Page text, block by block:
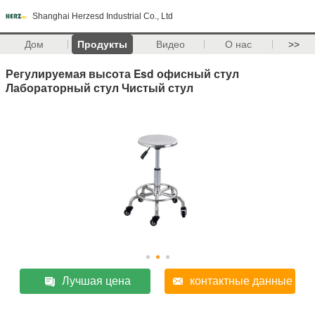
Shanghai Herzesd Industrial Co., Ltd
Дом Продукты Видео О нас >>
Регулируемая высота Esd офисный стул
Лабораторный стул Чистый стул
Лучшая цена контактные данные